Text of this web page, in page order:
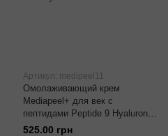
Артикул: medipeel11
Омолаживающий крем
Mediapeel+ для век с
пептидами Peptide 9 Hyaluronic
Volumy Eye Cream 40 мл
525.00 грн